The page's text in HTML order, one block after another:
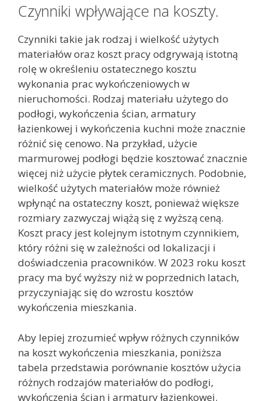
Czynniki wpływające na koszty.
Czynniki takie jak rodzaj i wielkość użytych
materiałów oraz koszt pracy odgrywają istotną
rolę w określeniu ostatecznego kosztu
wykonania prac wykończeniowych w
nieruchomości. Rodzaj materiału użytego do
podłogi, wykończenia ścian, armatury
łazienkowej i wykończenia kuchni może znacznie
różnić się cenowo. Na przykład, użycie
marmurowej podłogi będzie kosztować znacznie
więcej niż użycie płytek ceramicznych. Podobnie,
wielkość użytych materiałów może również
wpłynąć na ostateczny koszt, ponieważ większe
rozmiary zazwyczaj wiążą się z wyższą ceną.
Koszt pracy jest kolejnym istotnym czynnikiem,
który różni się w zależności od lokalizacji i
doświadczenia pracowników. W 2023 roku koszt
pracy ma być wyższy niż w poprzednich latach,
przyczyniając się do wzrostu kosztów
wykończenia mieszkania.
Aby lepiej zrozumieć wpływ różnych czynników
na koszt wykończenia mieszkania, poniższa
tabela przedstawia porównanie kosztów użycia
różnych rodzajów materiałów do podłogi,
wykończenia ścian i armatury łazienkowej.